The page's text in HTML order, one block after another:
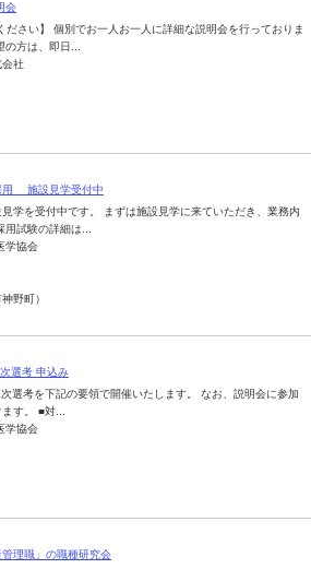
会
ださい】 個別でお一人お一人に詳細な説明会を行っておりま
方は、即日...
会社
用 施設見学受付中
学を受付中です。 まずは施設見学に来ていただき、業務内
試験の詳細は...
学協会
野町）
選考 申込み
選考を下記の要領で開催いたします。 なお、説明会に参加
す。 ■対...
学協会
管理職」の職種研究会